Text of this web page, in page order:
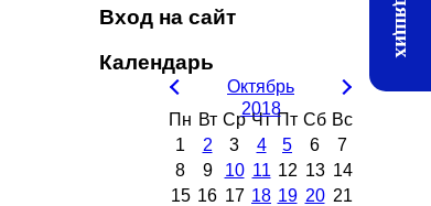
Вход на сайт
Календарь
Октябрь
2018
Пн Вт Ср Чт Пт Сб Вс
1
2 3 4 5 6
7
8
9 10 11 12 13 14
15 16 17 18 19 20 21